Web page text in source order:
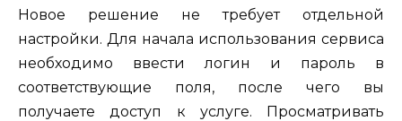
Новое решение не требует отдельной
настройки. Для начала использования сервиса
необходимо ввести логин и пароль в
соответствующие поля, после чего вы
получаете доступ к услуге. Просматривать